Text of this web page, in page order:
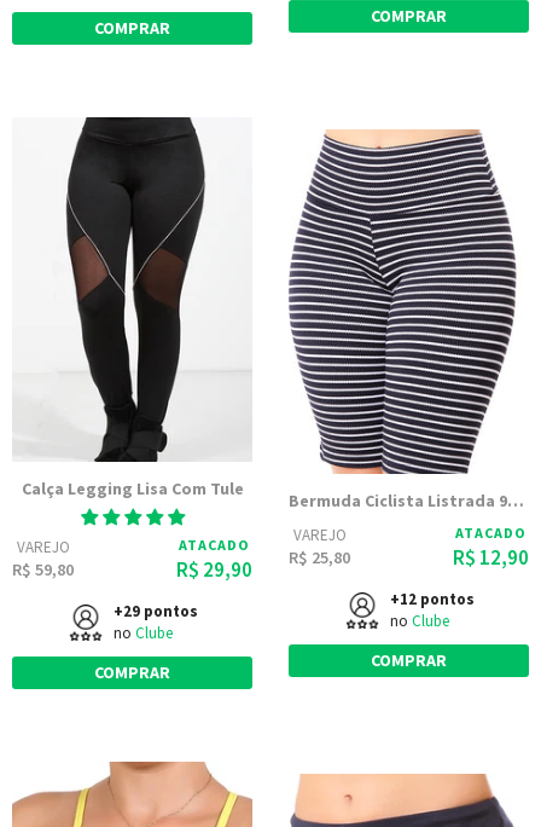
COMPRAR
COMPRAR
Calça Legging Lisa Com Tule
VAREJO
R$ 59,80
ATACADO
R$ 29,90
+29 pontos
no Clube
COMPRAR
Bermuda Ciclista Listrada 9758
VAREJO
R$ 25,80
ATACADO
R$ 12,90
+12 pontos
no Clube
COMPRAR